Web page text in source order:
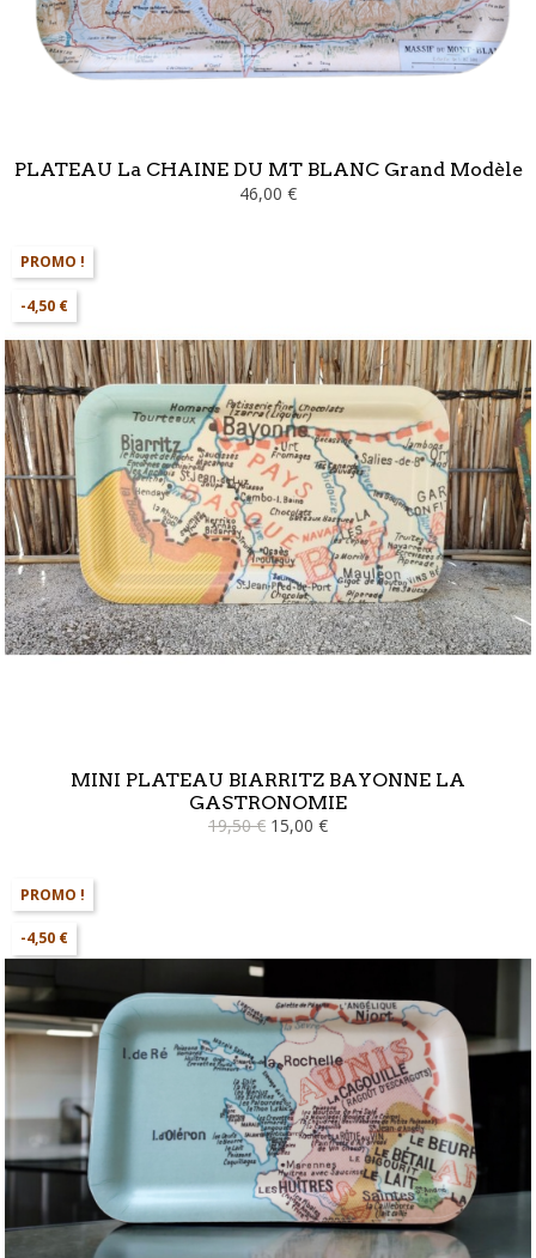
PLATEAU La CHAINE DU MT BLANC Grand Modèle
46,00 €
MINI PLATEAU BIARRITZ BAYONNE LA
GASTRONOMIE
19,50 € 15,00 €
PROMO !
-4,50 €
PROMO !
-4,50 €